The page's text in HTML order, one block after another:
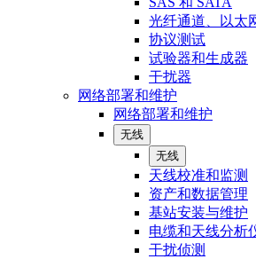
光纤通道、以太
协议测试
试验器和生成器
干扰器
网络部署和维护
网络部署和维护
无线
无线
天线校准和监测
资产和数据管理
基站安装与维护
电缆和天线分析
干扰侦测